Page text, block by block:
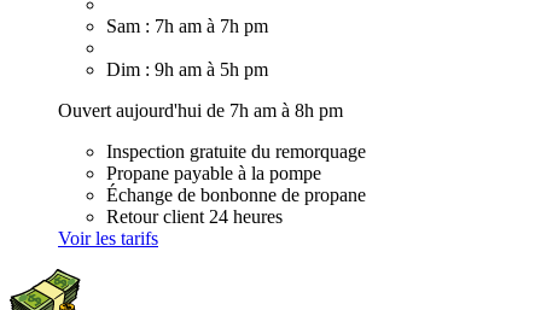
Sam : 7h am à 7h pm
Dim : 9h am à 5h pm
Ouvert aujourd'hui de 7h am à 8h pm
Inspection gratuite du remorquage
Propane payable à la pompe
Échange de bonbonne de propane
Retour client 24 heures
Voir les tarifs